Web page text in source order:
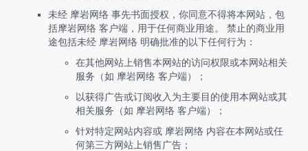
未经 摩岩网络 事先书面授权，你同意不得将本网站，包
括摩岩网络 客户端，用于任何商业用途。 禁止的商业用
途包括未经 摩岩网络 明确批准的以下任何行为：
在其他网站上销售本网站的访问权限或本网站相关
服务（如 摩岩网络 客户端）；
以获得广告或订阅收入为主要目的使用本网站或其
相关服务（如 摩岩网络 客户端）；
针对特定网站内容或 摩岩网络 内容在本网站或任
何第三方网站上销售广告；